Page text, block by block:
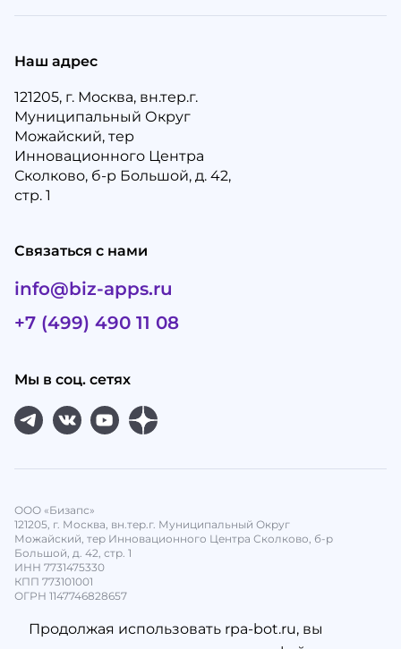
ООО «Бизапс»
121205, г. Москва, вн.тер.г. Муниципальный Округ
Можайский, тер Инновационного Центра Сколково, б-р
Большой, д. 42, стр. 1
ИНН 7731475330
КПП 773101001
ОГРН 1147746828657
Наш адрес
121205, г. Москва, вн.тер.г.
Муниципальный Округ
Можайский, тер
Инновационного Центра
Сколково, б-р Большой, д. 42,
стр. 1
Связаться с нами
info@biz-apps.ru
+7 (499) 490 11 08
Мы в соц. сетях
Продолжая использовать rpa-bot.ru, вы